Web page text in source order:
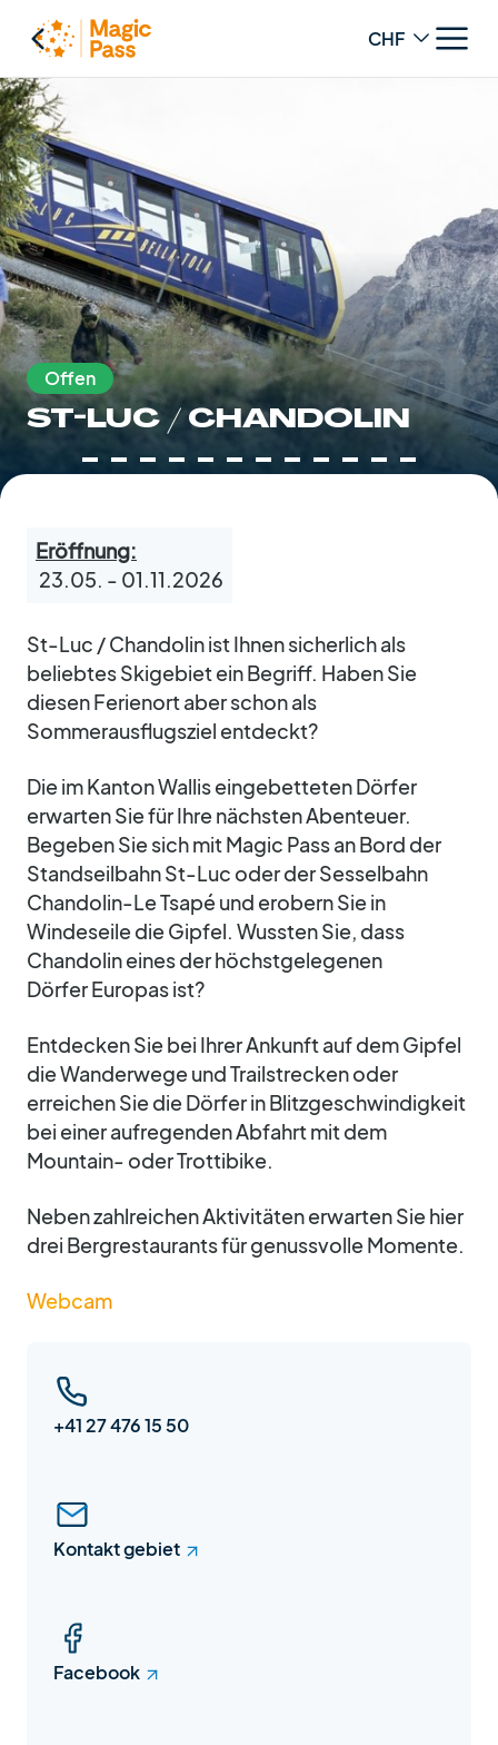
Change
Offen
ST-LUC / CHANDOLIN
Eröffnung:
23.05. - 01.11.2026
St-Luc / Chandolin ist Ihnen sicherlich als
beliebtes Skigebiet ein Begriff. Haben Sie
diesen Ferienort aber schon als
Sommerausflugsziel entdeckt?
Die im Kanton Wallis eingebetteten Dörfer
erwarten Sie für Ihre nächsten Abenteuer.
Begeben Sie sich mit Magic Pass an Bord der
Standseilbahn St-Luc oder der Sesselbahn
Chandolin-Le Tsapé und erobern Sie in
Windeseile die Gipfel. Wussten Sie, dass
Chandolin eines der höchstgelegenen
Dörfer Europas ist?
Entdecken Sie bei Ihrer Ankunft auf dem Gipfel
die Wanderwege und Trailstrecken oder
erreichen Sie die Dörfer in Blitzgeschwindigkeit
bei einer aufregenden Abfahrt mit dem
Mountain- oder Trottibike.
Neben zahlreichen Aktivitäten erwarten Sie hier
drei Bergrestaurants für genussvolle Momente.
Webcam
+41 27 476 15 50
Kontakt gebiet
Facebook